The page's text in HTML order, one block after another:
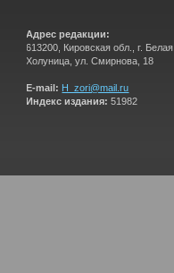
Адрес редакции:
613200, Кировская обл., г. Белая
Холуница, ул. Смирнова, 18
E-mail: H_zori@mail.ru
Индекс издания: 51982